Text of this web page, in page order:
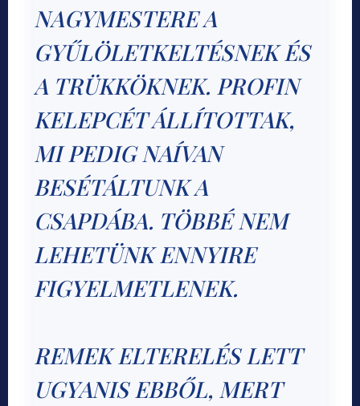
NAGYMESTERE A
GYŰLÖLETKELTÉSNEK ÉS
A TRÜKKÖKNEK. PROFIN
KELEPCÉT ÁLLÍTOTTAK,
MI PEDIG NAÍVAN
BESÉTÁLTUNK A
CSAPDÁBA. TÖBBÉ NEM
LEHETÜNK ENNYIRE
FIGYELMETLENEK.
REMEK ELTERELÉS LETT
UGYANIS EBBŐL, MERT